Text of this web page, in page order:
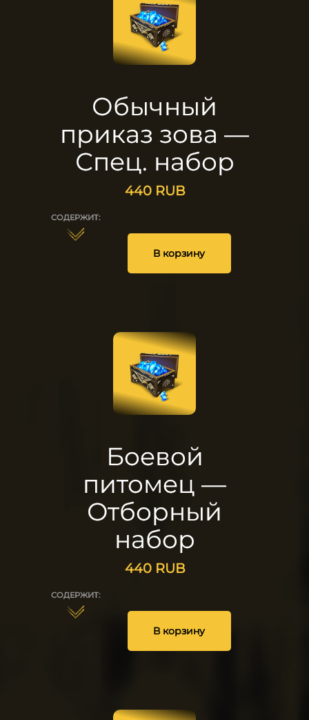
Обычный
приказ зова —
Спец. набор
440 RUB
СОДЕРЖИТ:
В корзину
2
Боевой
питомец —
Отборный
набор
440 RUB
СОДЕРЖИТ:
В корзину
5